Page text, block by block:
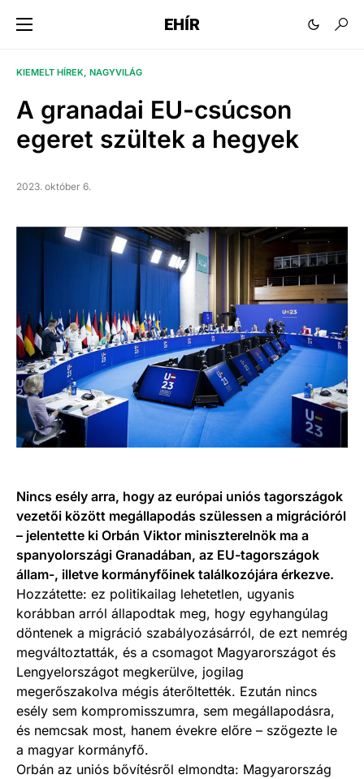
EHÍR
KIEMELT HÍREK NAGYVILÁG
A granadai EU-csúcson
egeret szültek a hegyek
2023. október 6.
Nincs esély arra, hogy az európai uniós tagországok
vezetői között megállapodás szülessen a migrációról
– jelentette ki Orbán Viktor miniszterelnök ma a
spanyolországi Granadában, az EU-tagországok
állam-, illetve kormányfőinek találkozójára érkezve.
Hozzátette: ez politikailag lehetetlen, ugyanis
korábban arról állapodtak meg, hogy egyhangúlag
döntenek a migráció szabályozásárról, de ezt nemrég
megváltoztatták, és a csomagot Magyarországot és
Lengyelországot megkerülve, jogilag
megerőszakolva mégis áterőltették. Ezután nincs
esély sem kompromisszumra, sem megállapodásra,
és nemcsak most, hanem évekre előre – szögezte le
a magyar kormányfő.
Orbán az uniós bővítésről elmondta: Magyarország